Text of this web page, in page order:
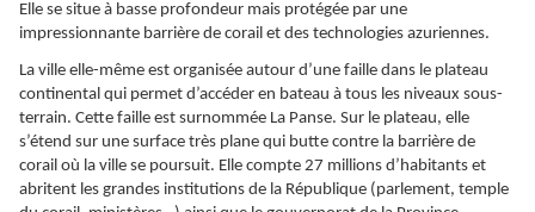
Elle se situe à basse profondeur mais protégée par une
impressionnante barrière de corail et des technologies azuriennes.
La ville elle-même est organisée autour d’une faille dans le plateau
continental qui permet d’accéder en bateau à tous les niveaux sous-
terrain. Cette faille est surnommée La Panse. Sur le plateau, elle
s’étend sur une surface très plane qui butte contre la barrière de
corail où la ville se poursuit. Elle compte 27 millions d’habitants et
abritent les grandes institutions de la République (parlement, temple